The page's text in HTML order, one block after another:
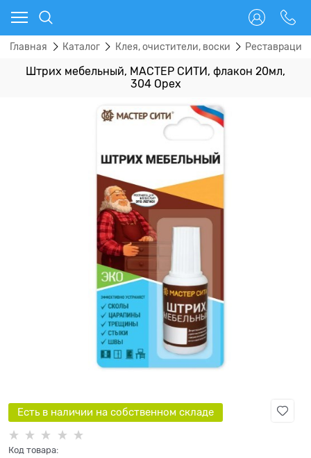
Главная Каталог Клея, очистители, воски
Штрих мебельный, МАСТЕР СИТИ, флакон 20мл,
304 Орех
Есть в наличии на собственном складе
Код товара: